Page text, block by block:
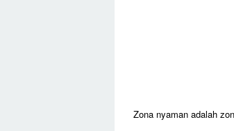
Zona nyaman adalah